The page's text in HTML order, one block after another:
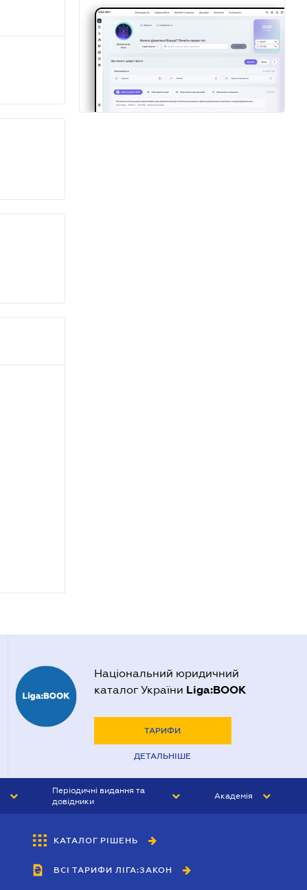
Національний юридичний
каталог України Liga:BOOK
ТАРИФИ
ДЕТАЛЬНІШЕ
Періодичні видання та
довідники
БУХГАЛТЕР&ЗАКОН
ВІСНИК МСФЗ
Академія
КАТАЛОГ РІШЕНЬ
ВСІ ТАРИФИ ЛІГА:ЗАКОН